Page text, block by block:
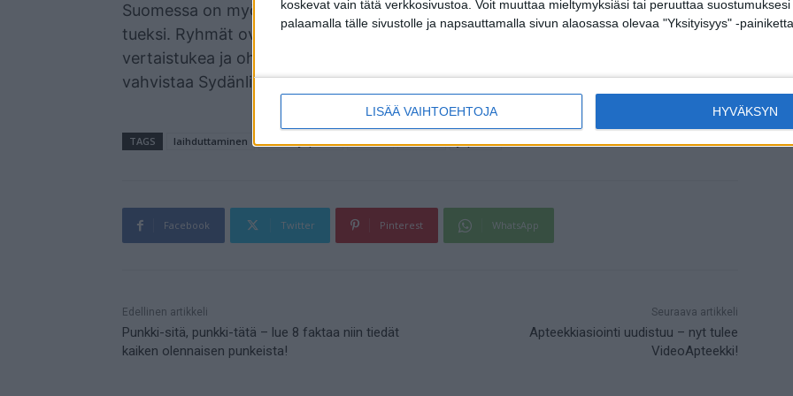
koskevat vain tätä verkkosivustoa. Voit muuttaa mieltymyksiäsi tai peruuttaa
palaamalla tälle sivustolle ja napsauttamalla sivun alaosassa olevaa "Yksityisyys" -
LISÄÄ VAIHTOEHTOJA HYVÄKSYN
Suomessa on myös toteutettu hyviä ryhmämalleja ylipainoisten lasten perheiden
tueksi. Ryhmät ovat tarjonneet lapsille liikkumisen iloa ja kokeiluja, vanhemmille
vertaistukea ja ohjausta. Ryhmiin osallistuneet perheet ovat olleet tyytyväisiä,
vahvistaa Sydänliitto.
TAGS laihduttaminen lasten ylipaino nuoret ravinto ylipaino
Facebook Twitter Pinterest WhatsApp
Mainos
Edellinen artikkeli
Punkki-sitä, punkki-tätä – lue 8 faktaa niin tiedät
kaiken olennaisen punkeista!
Seuraava artikkeli
Apteekkiasiointi uudistuu – nyt tulee
VideoApteekki!